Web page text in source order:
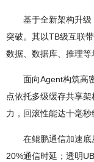
基于全新架构升级
突破。其以TB级互联
数据、数据库、推理等
面向Agent构筑高密
点依托多级缓存共享
力，回滚性能达十毫秒
在鲲鹏通信加速底
20%通信时延；透明